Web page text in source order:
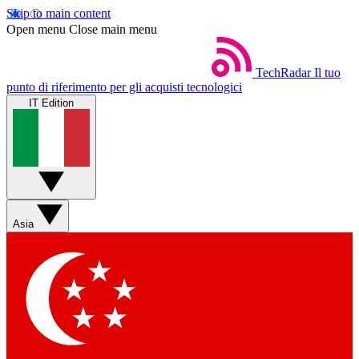
Skip to main content
Open menu Close main menu
TechRadar Il tuo
punto di riferimento per gli acquisti tecnologici
IT Edition
Asia